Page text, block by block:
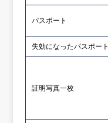
パスポート
失効になったパスポート
証明写真一枚